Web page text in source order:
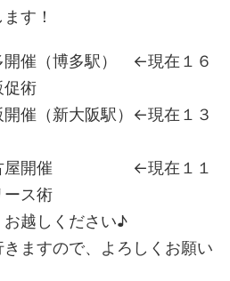
す！
開催（博多駅） ←現在１６
術
開催（新大阪駅）←現在１３
名古屋開催 ←現在１１
ス術
越しください♪
ますので、よろしくお願い